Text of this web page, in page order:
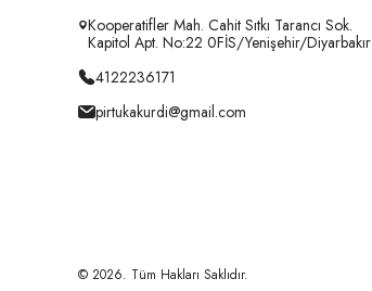
Kooperatifler Mah. Cahit Sıtkı Tarancı Sok.
Kapitol Apt. No:22 0FİS/Yenişehir/Diyarbakır
4122236171
pirtukakurdi@gmail.com
© 2026. Tüm Hakları Saklıdır.